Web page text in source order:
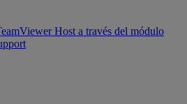
Host a través del módulo